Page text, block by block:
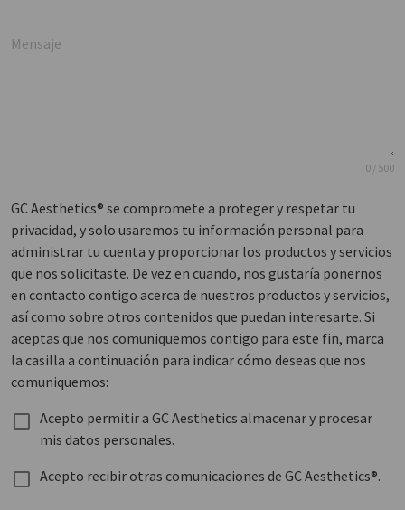
Mensaje
0 / 500
GC Aesthetics® se compromete a proteger y respetar tu
privacidad, y solo usaremos tu información personal para
administrar tu cuenta y proporcionar los productos y servicios
que nos solicitaste. De vez en cuando, nos gustaría ponernos
en contacto contigo acerca de nuestros productos y servicios,
así como sobre otros contenidos que puedan interesarte. Si
aceptas que nos comuniquemos contigo para este fin, marca
la casilla a continuación para indicar cómo deseas que nos
comuniquemos:
Acepto permitir a GC Aesthetics almacenar y procesar
mis datos personales.
Acepto recibir otras comunicaciones de GC Aesthetics®.